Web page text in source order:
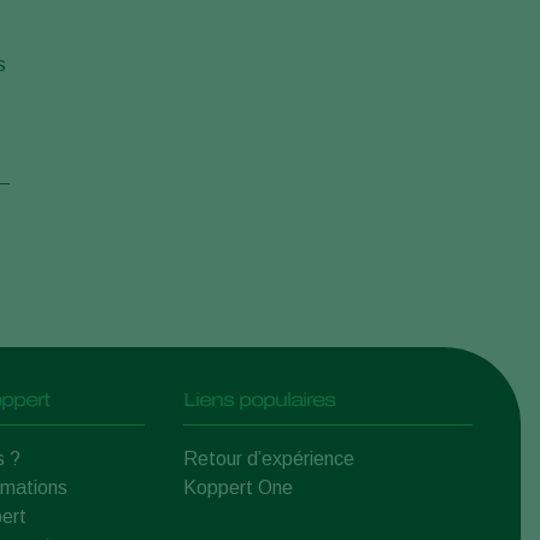
?
Liens populaires
Retour d’expérience
Koppert One